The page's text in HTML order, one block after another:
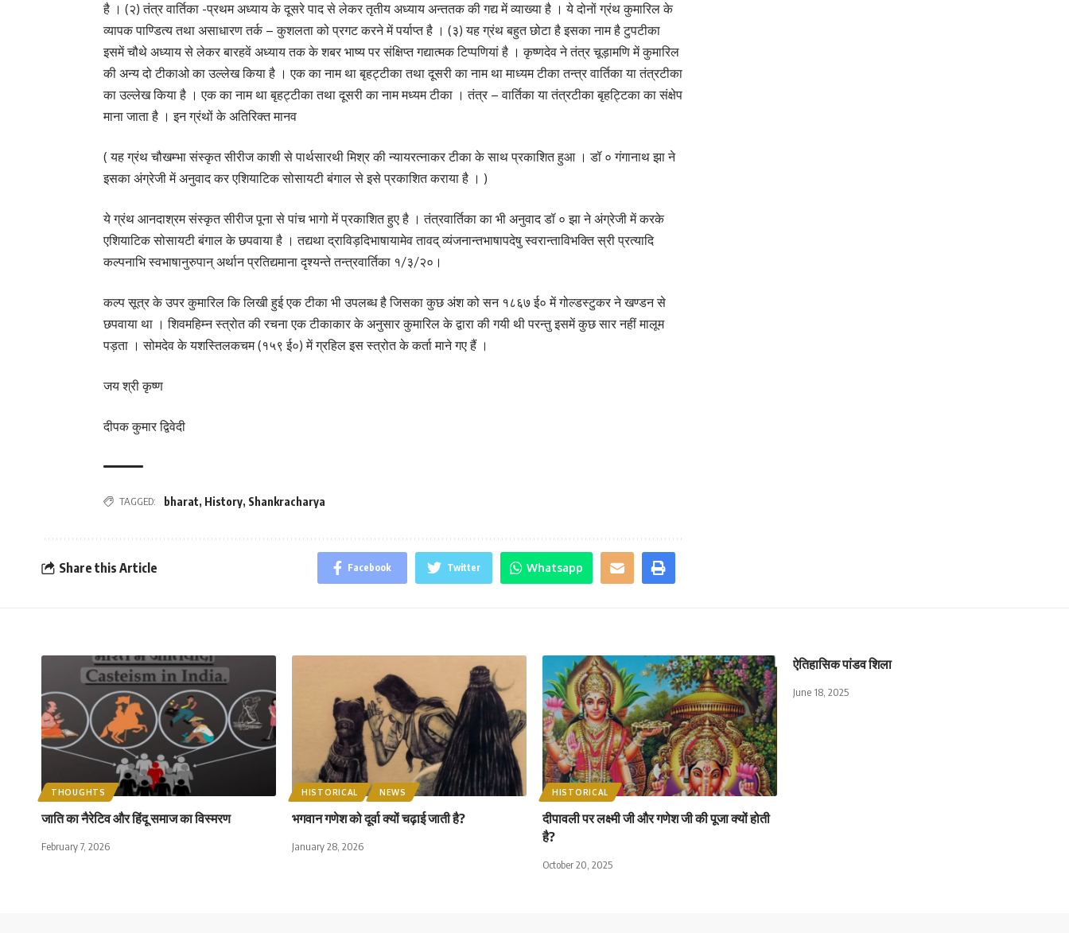
है । (२) तंत्र वार्तिका -प्रथम अध्याय के दूसरे पाद से लेकर तृतीय अध्याय अन्ततक की गद्य में व्याख्या है । ये दोनों ग्रंथ कुमारिल के
व्यापक पाण्डित्य तथा असाधारण तर्क – कुशलता को प्रगट करने में पर्याप्त है । (३) यह ग्रंथ बहुत छोटा है इसका नाम है टुपटीका
इसमें चौथे अध्याय से लेकर बारहवें अध्याय तक के शबर भाष्य पर संक्षिप्त गद्यात्मक टिप्पणियां है । कृष्णदेव ने तंत्र चूड़ामणि में कुमारिल
की अन्य दो टीकाओ का उल्लेख किया है । एक का नाम था बृहट्टीका तथा दूसरी का नाम था माध्यम टीका तन्त्र वार्तिका या तंत्रटीका
का उल्लेख किया है । एक का नाम था बृहट्टीका तथा दूसरी का नाम मध्यम टीका । तंत्र – वार्तिका या तंत्रटीका बृहट्टिका का संक्षेप
माना जाता है । इन ग्रंथों के अतिरिक्त मानव
( यह ग्रंथ चौखम्भा संस्कृत सीरीज काशी से पार्थसारथी मिश्र की न्यायरत्नाकर टीका के साथ प्रकाशित हुआ । डॉ ० गंगानाथ झा ने
इसका अंग्रेजी में अनुवाद कर एशियाटिक सोसायटी बंगाल से इसे प्रकाशित कराया है । )
ये ग्रंथ आनदाश्रम संस्कृत सीरीज पूना से पांच भागो में प्रकाशित हुए है । तंत्रवार्तिका का भी अनुवाद डॉ ० झा ने अंग्रेजी में करके
एशियाटिक सोसायटी बंगाल के छपवाया है । तद्यथा द्राविड़दिभाषायामेव तावद् व्यंजनान्तभाषापदेषु स्वरान्ताविभक्ति स्री प्रत्यादि
कल्पनाभि स्वभाषानुरुपान् अर्थान प्रतिद्यमाना दृश्यन्ते तन्त्रवार्तिका १/३/२०।
कल्प सूत्र के उपर कुमारिल कि लिखी हुई एक टीका भी उपलब्ध है जिसका कुछ अंश को सन १८६७ ई० में गोल्डस्टुकर ने खण्डन से
छपवाया था । शिवमहिम्न स्त्रोत की रचना एक टीकाकार के अनुसार कुमारिल के द्वारा की गयी थी परन्तु इसमें कुछ सार नहीं मालूम
पड़ता । सोमदेव के यशस्तिलकचम (१५९ ई०) में ग्रहिल इस स्त्रोत के कर्ता माने गए हैं ।
जय श्री कृष्ण
दीपक कुमार द्विवेदी
TAGGED: bharat, History, Shankracharya
Share this Article Facebook Twitter Whatsapp
THOUGHTS
जाति का नैरेटिव और हिंदू समाज का विस्मरण
February 7, 2026
HISTORICAL NEWS
भगवान गणेश को दूर्वा क्यों चढ़ाई जाती है?
January 28, 2026
HISTORICAL
दीपावली पर लक्ष्मी जी और गणेश जी की पूजा क्यों होती
है?
October 20, 2025
ऐतिहासिक पांडव शिला
June 18, 2025